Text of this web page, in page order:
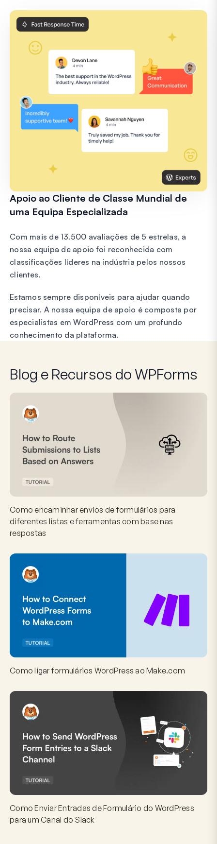
Apoio ao Cliente de Classe Mundial de
uma Equipa Especializada
Com mais de 13.500 avaliações de 5 estrelas, a
nossa equipa de apoio foi reconhecida com
classificações líderes na indústria pelos nossos
clientes.
Estamos sempre disponíveis para ajudar quando
precisar. A nossa equipa de apoio é composta por
especialistas em WordPress com um profundo
conhecimento da plataforma.
Blog e Recursos do WPForms
Como encaminhar envios de formulários para
diferentes listas e ferramentas com base nas
respostas
Como ligar formulários WordPress ao Make.com
Como Enviar Entradas de Formulário do WordPress
para um Canal do Slack